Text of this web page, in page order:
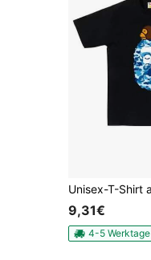
9,31€
4-5 Werktage